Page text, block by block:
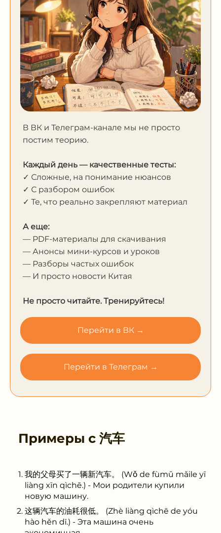
В ВК и Телеграм-канале мы не просто
постим теорию.
Каждый день — качественные тесты:
✓ Сложные, на понимание нюансов
✓ С разбором ошибок
✓ Те, что реально закрепляют материал
А еще:
— PDF-материалы для скачивания
— Анонсы мини-курсов и уроков
— Разборы частых ошибок
— И просто новости Китая
Не просто читайте. Тренируйтесь!
Перейти в ВК →
Перейти в Телеграм →
Примеры с 汽车
我的父母买了一辆新汽车。 (Wǒ de fùmǔ mǎile yī
liàng xīn qìchē.) - Мои родители купили
новую машину.
这辆汽车的油耗很低。 (Zhè liàng qìchē de yóu
hào hěn dī.) - Эта машина очень